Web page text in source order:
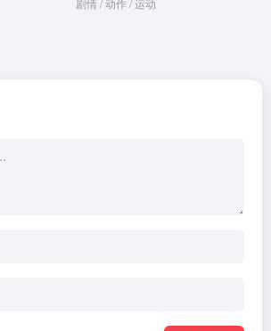
剧情 / 动作 / 运动